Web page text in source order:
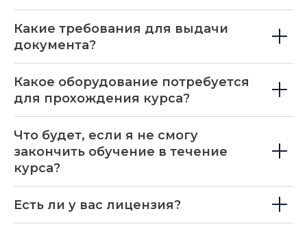
Какие требования для выдачи
документа?
Какое оборудование потребуется
для прохождения курса?
Что будет, если я не смогу
закончить обучение в течение
курса?
Есть ли у вас лицензия?